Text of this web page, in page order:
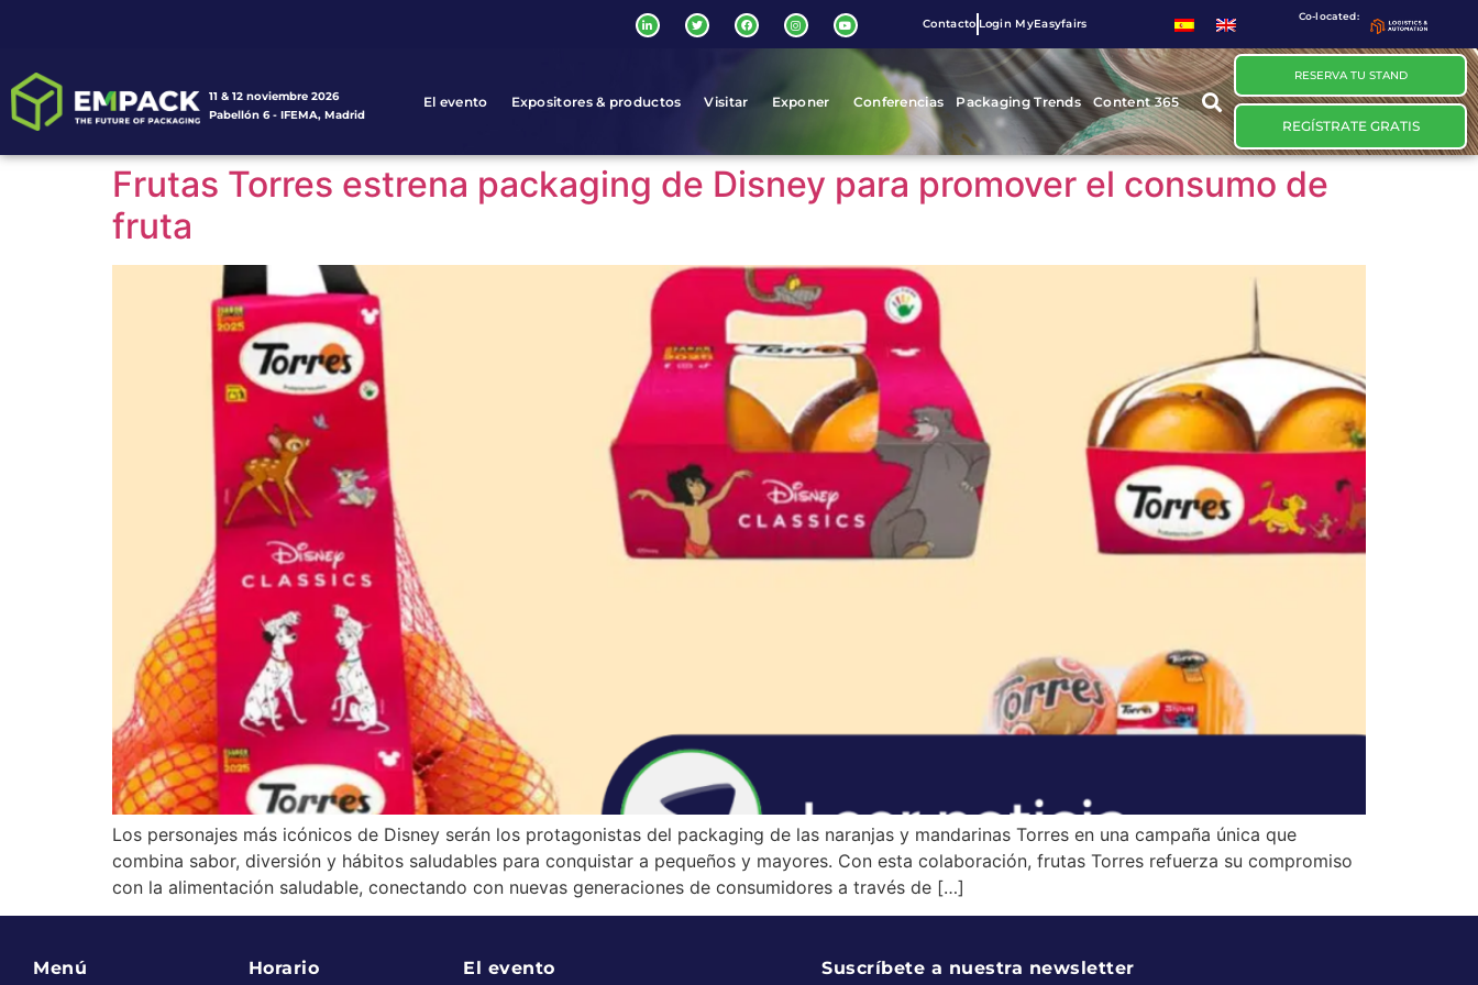
Contacto Login MyEasyfairs
Co-located:
11 & 12 noviembre 2026
Pabellón 6 - IFEMA, Madrid
El evento Expositores & productos Visitar Exponer Conferencias Packaging Trends Content 365
RESERVA TU STAND
REGÍSTRATE GRATIS
Frutas Torres estrena packaging de Disney para promover el consumo de
fruta
Los personajes más icónicos de Disney serán los protagonistas del packaging de las naranjas y mandarinas Torres en una campaña única que
combina sabor, diversión y hábitos saludables para conquistar a pequeños y mayores. Con esta colaboración, frutas Torres refuerza su compromiso
con la alimentación saludable, conectando con nuevas generaciones de consumidores a través de […]
Menú Horario El evento Suscríbete a nuestra newsletter